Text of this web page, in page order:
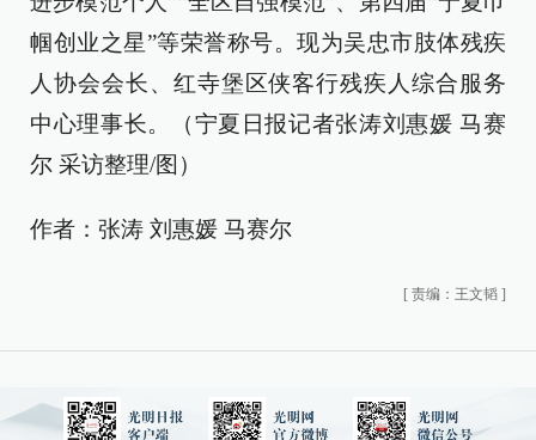
帼创业之星”等荣誉称号。现为吴忠市肢体残疾
人协会会长、红寺堡区侠客行残疾人综合服务
中心理事长。（宁夏日报记者张涛刘惠媛 马赛
尔 采访整理/图）
作者：张涛 刘惠媛 马赛尔
[ 责编：王文韬 ]